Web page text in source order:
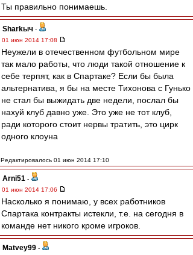
Ты правильно понимаешь.
Sharkыч -
01 июн 2014 17:08
Неужели в отечественном футбольном мире
так мало работы, что люди такой отношение к
себе терпят, как в Спартаке? Если бы была
альтернатива, я бы на месте Тихонова с Гунько
не стал бы выжидать две недели, послал бы
нахуй клуб давно уже. Это уже не тот клуб,
ради которого стоит нервы тратить, это цирк
одного клоуна
Редактировалось 01 июн 2014 17:10
Arni51 -
01 июн 2014 17:06
Насколько я понимаю, у всех работников
Спартака контракты истекли, т.е. на сегодня в
команде нет никого кроме игроков.
Matvey99 -